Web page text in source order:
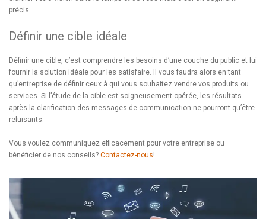
précis.
Définir une cible idéale
Définir une cible, c’est comprendre les besoins d’une couche du public et lui
fournir la solution idéale pour les satisfaire. Il vous faudra alors en tant
qu’entreprise de définir ceux à qui vous souhaitez vendre vos produits ou
services. Si l’étude de la cible est soigneusement opérée, les résultats
après la clarification des messages de communication ne pourront qu’être
reluisants.
Vous voulez communiquez efficacement pour votre entreprise ou
bénéficier de nos conseils? Contactez-nous!